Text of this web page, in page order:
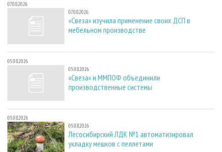
07.08.2026
07.08.2026
«Свеза» изучила применение своих ДСП в
мебельном производстве
05.08.2026
05.08.2026
«Свеза» и ММПОФ объединили
производственные системы
05.08.2026
05.08.2026
Лесосибирский ЛДК №1 автоматизировал
укладку мешков с пеллетами